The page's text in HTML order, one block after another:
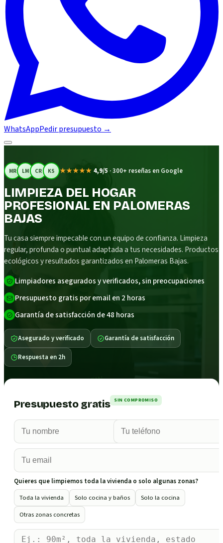
WhatsAppPedir presupuesto →
MR LM CR KS ★★★★★ 4,9/5 ·300+ reseñas en Google
LIMPIEZA DEL HOGAR
PROFESIONAL EN PALOMERAS
BAJAS
Tu casa siempre impecable con un equipo de confianza. Limpieza
regular, profunda o puntual adaptada a tus necesidades. Productos
ecológicos y resultados garantizados en Palomeras Bajas.
Limpiadores asegurados y verificados, sin preocupaciones
Presupuesto gratis por email en 2 horas
Garantía de satisfacción de 48 horas
Asegurado y verificado Garantía de satisfacción
Respuesta en 2h
Presupuesto gratis SIN COMPROMISO
Quieres que limpiemos toda la vivienda o solo algunas zonas?
Toda la vivienda
Solo cocina y baños
Solo la cocina
Otras zonas concretas